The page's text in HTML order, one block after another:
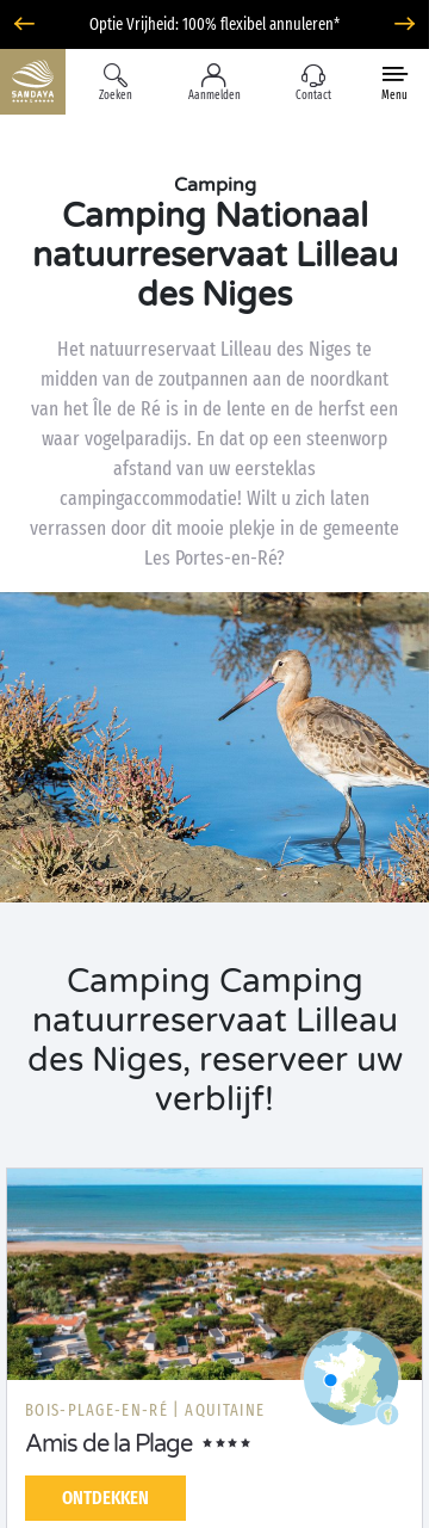
Optie Vrijheid: 100% flexibel annuleren*
Zoeken Aanmelden Contact Menu
Camping
Camping Nationaal
natuurreservaat Lilleau
des Niges
Het natuurreservaat Lilleau des Niges te
midden van de zoutpannen aan de noordkant
van het Île de Ré is in de lente en de herfst een
waar vogelparadijs. En dat op een steenworp
afstand van uw eersteklas
campingaccommodatie! Wilt u zich laten
verrassen door dit mooie plekje in de gemeente
Les Portes-en-Ré?
Camping Camping
natuurreservaat Lilleau
des Niges, reserveer uw
verblijf!
BOIS-PLAGE-EN-RÉ | AQUITAINE
Amis de la Plage
ONTDEKKEN